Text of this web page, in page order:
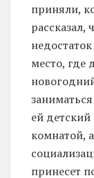
приняли,
рассказал,
место, где
ей детский
комнатой,
принесет